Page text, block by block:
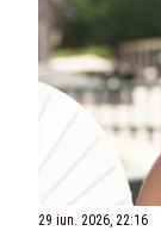
29 iun. 2026, 22:16